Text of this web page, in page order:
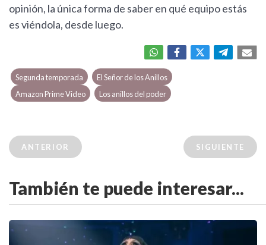
opinión, la única forma de saber en qué equipo estás
es viéndola, desde luego.
Segunda temporada
El Señor de los Anillos
Amazon Prime Video
Los anillos del poder
ANTERIOR SIGUIENTE
También te puede interesar...